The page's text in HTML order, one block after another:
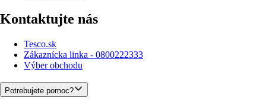
Kontaktujte nás
Tesco.sk
Zákaznícka linka - 0800222333
Výber obchodu
Potrebujete pomoc?